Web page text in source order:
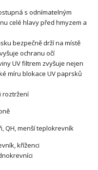
s odnímatelným
celé hlavy před hmyzem a
bezpečně drží na místě
ochranu očí
UV filtrem zvyšuje nejen
míru blokace UV paprsků
roztržení
QH, menší teplokrevník
kříženci